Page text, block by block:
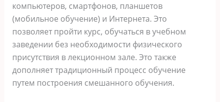
компьютеров, смартфонов, планшетов
(мобильное обучение) и Интернета. Это
позволяет пройти курс, обучаться в учебном
заведении без необходимости физического
присутствия в лекционном зале. Это также
дополняет традиционный процесс обучение
путем построения смешанного обучения.